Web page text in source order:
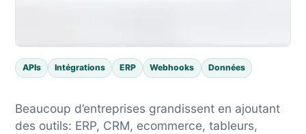
APIs Intégrations ERP Webhooks Données
Beaucoup d’entreprises grandissent en ajoutant
des outils: ERP, CRM, ecommerce, tableurs,